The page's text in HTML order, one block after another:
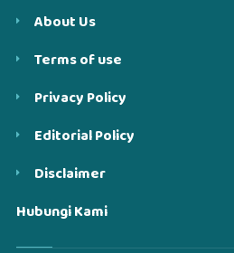
About Us
Terms of use
Privacy Policy
Editorial Policy
Disclaimer
Hubungi Kami